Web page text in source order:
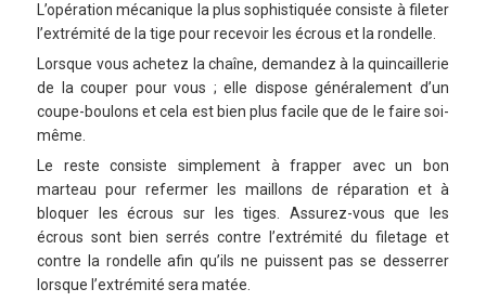
L’opération mécanique la plus sophistiquée consiste à fileter
l’extrémité de la tige pour recevoir les écrous et la rondelle.
Lorsque vous achetez la chaîne, demandez à la quincaillerie
de la couper pour vous ; elle dispose généralement d’un
coupe-boulons et cela est bien plus facile que de le faire soi-
même.
Le reste consiste simplement à frapper avec un bon
marteau pour refermer les maillons de réparation et à
bloquer les écrous sur les tiges. Assurez-vous que les
écrous sont bien serrés contre l’extrémité du filetage et
contre la rondelle afin qu’ils ne puissent pas se desserrer
lorsque l’extrémité sera matée.